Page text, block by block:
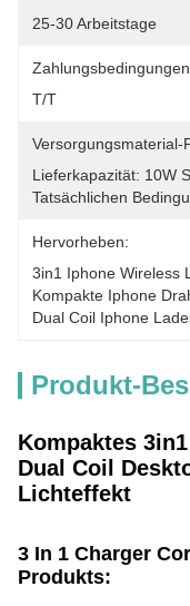
25-30 Arbeitstage
T/T
Versorgungsmaterial-
Lieferkapazität: 10W
Tatsächlichen
Hervorheben:
3in1 Iphone Wireless
Kompakte Iphone
Dual Coil Iphone
Produkt-
Kompaktes
Dual Coil
Lichteffekt
3 In 1 Charger
Produkts: